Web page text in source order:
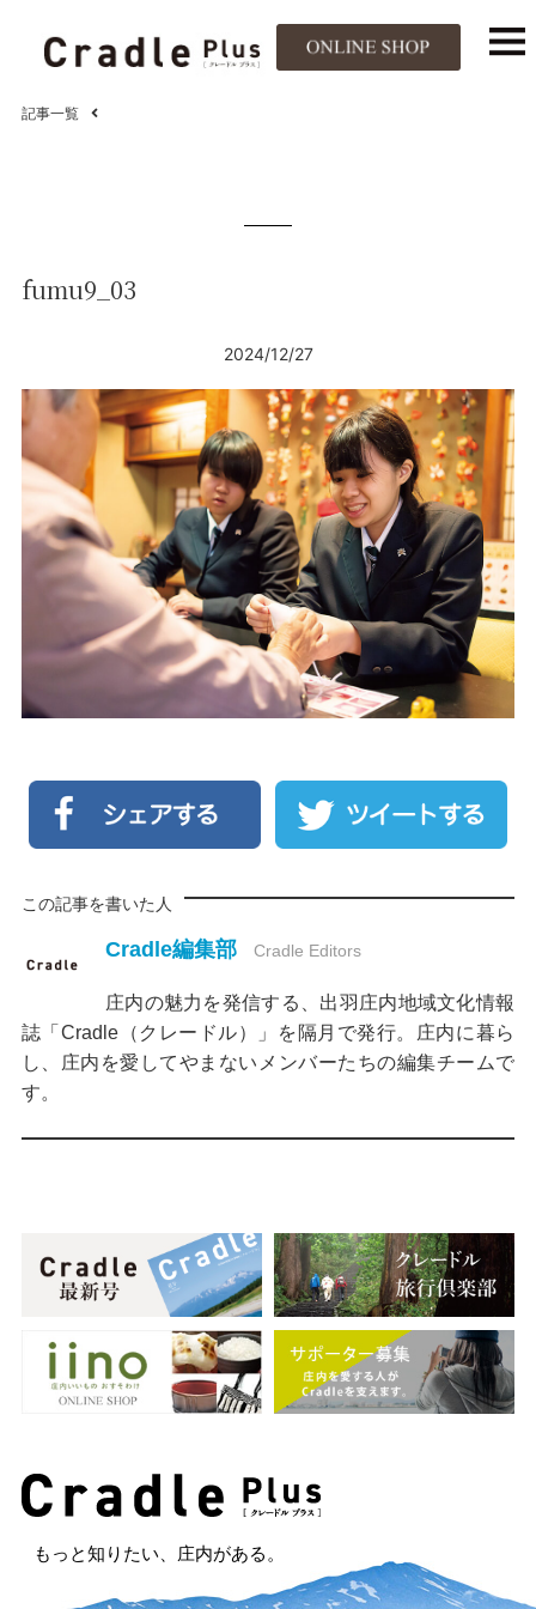
記事一覧
fumu9_03
2024/12/27
この記事を書いた人
Cradle編集部 Cradle Editors
庄内の魅力を発信する、出羽庄内地域文化情報
誌「Cradle（クレードル）」を隔月で発行。庄内に暮ら
し、庄内を愛してやまないメンバーたちの編集チームで
す。
もっと知りたい、庄内がある。